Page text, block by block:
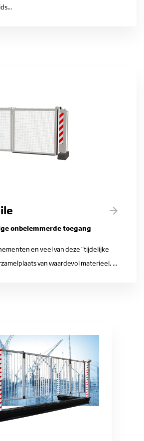
onbelemmerde toegang
en veel van deze “tijdelijke
van waardevol materieel, ...